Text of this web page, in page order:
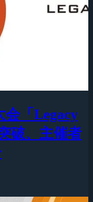
会「Legacy
破、主催者